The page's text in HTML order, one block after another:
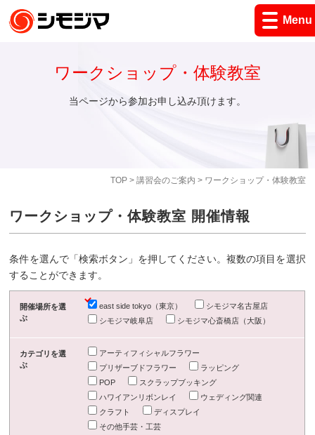
Menu
TOP> 講習会のご案内 > ワークショップ・体験教室
ワークショップ・体験教室
当ページから参加お申し込み頂けます。
ワークショップ・体験教室 開催情報
条件を選んで「検索ボタン」を押してください。複数の項目を選択
することができます。
開催場所を選
ぶ
east side tokyo（東京）
シモジマ名古屋店
シモジマ岐阜店
シモジマ心斎橋店（大阪）
カテゴリを選
ぶ
アーティフィシャルフラワー
プリザーブドフラワー
ラッピング
POP
スクラップブッキング
ハワイアンリボンレイ
ウェディング関連
クラフト
ディスプレイ
その他手芸・工芸